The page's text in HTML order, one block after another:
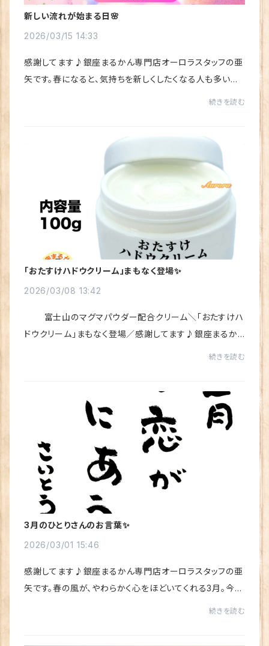
新しい流れが始まる日🌸
2026/03/15 14:33
感謝してます♪銀座まるかん専門店オーロラスタッフの亜
矢です。春になると、気持ちを新しくしたくなる人も多いの
続きを読む
「おたすけハドウクリーム」まもなく登場✨
2026/03/08 13:42
富士山のマグマパウダー配合クリーム＼「おたすけハ
ドウクリーム」まもなく登場／感謝してます♪銀座まるか
続きを読む
3月のひとりさんのお言葉✨
2026/03/01 15:46
感謝してます♪銀座まるかん専門店オーロラスタッフの亜
矢です。春の風が、やわらかく心をほどいてくれる3月。今月
続きを読む